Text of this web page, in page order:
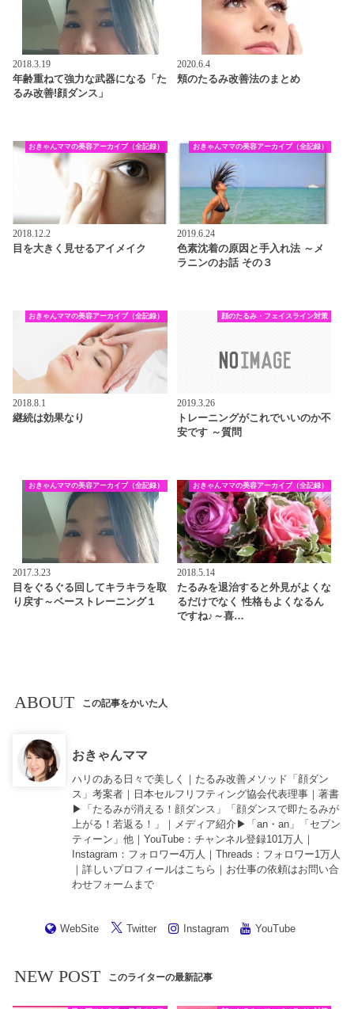
2018.3.19
年齢重ねて強力な武器になる「た
るみ改善!顔ダンス」
2020.6.4
頬のたるみ改善法のまとめ
おきゃんママの美容アーカイブ（全記録）
2018.12.2
目を大きく見せるアイメイク
おきゃんママの美容アーカイブ（全記録）
2019.6.24
色素沈着の原因と手入れ法 ～メ
ラニンのお話 その３
おきゃんママの美容アーカイブ（全記録）
2018.8.1
継続は効果なり
顔のたるみ・フェイスライン対策
2019.3.26
トレーニングがこれでいいのか不
安です ～質問
おきゃんママの美容アーカイブ（全記録）
2017.3.23
目をぐるぐる回してキラキラを取
り戻す～ベーストレーニング１
おきゃんママの美容アーカイブ（全記録）
2018.5.14
たるみを退治すると外見がよくな
るだけでなく 性格もよくなるん
ですね♪～喜…
ABOUT この記事をかいた人
おきゃんママ
ハリのある日々で美しく｜たるみ改善メソッド「顔ダン
ス」考案者｜日本セルフリフティング協会代表理事｜著書
▶︎「たるみが消える！顔ダンス 」「顔ダンスで即たるみが
上がる！若返る！ 」｜メディア紹介▶︎「an・an」「セブン
ティーン」他｜YouTube ：チャンネル登録101万人｜
Instagram ：フォロワー4万人｜Threads ：フォロワー1万人
｜詳しいプロフィールは こちら ｜お仕事の依頼はお問い合
わせフォーム まで
WebSite Twitter Instagram YouTube
NEW POST このライターの最新記事